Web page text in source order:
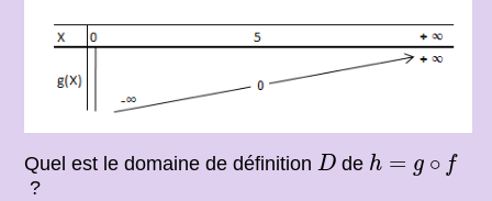
Quel est le domaine de définitionD
D de h = g ∘ f
h ∘f
?